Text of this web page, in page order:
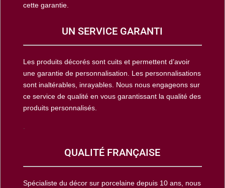
cette garantie.
UN SERVICE GARANTI
Les produits décorés sont cuits et permettent d’avoir
une garantie de personnalisation. Les personnalisations
sont inaltérables, inrayables. Nous nous engageons sur
ce service de qualité en vous garantissant la qualité des
produits personnalisés.
.
QUALITÉ FRANÇAISE
Spécialiste du décor sur porcelaine depuis 10 ans, nous